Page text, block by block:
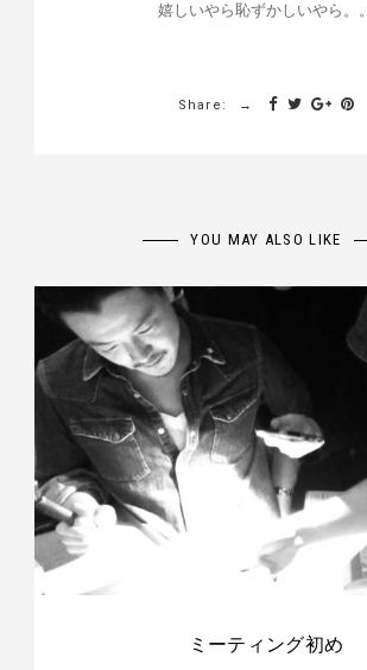
嬉しいやら恥ずかしいやら。。
Share:
YOU MAY ALSO LIKE
ミーティング初め